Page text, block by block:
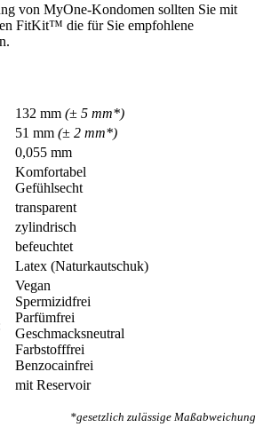
von MyOne-Kondomen sollten Sie mit
FitKit™ die für Sie empfohlene
132 mm (± 5 mm*)
51 mm (± 2 mm*)
0,055 mm
Komfortabel
Gefühlsecht
transparent
zylindrisch
befeuchtet
Latex (Naturkautschuk)
Vegan
Spermizidfrei
Parfümfrei
Geschmacksneutral
Farbstofffrei
Benzocainfrei
mit Reservoir
*gesetzlich zulässige Maßabweichung